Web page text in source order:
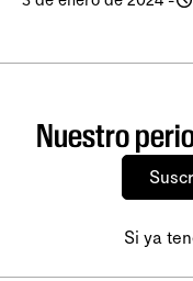
Nuestro
Si ya